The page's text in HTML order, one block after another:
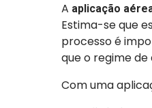
A aplicação
Estima-se que
processo é
que o regime de
Com uma